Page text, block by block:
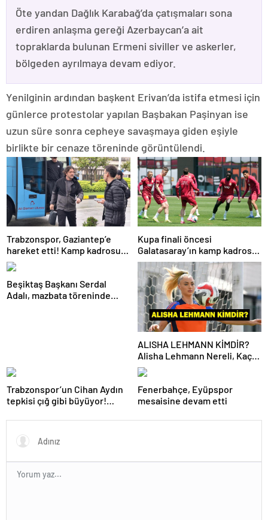
Öte yandan Dağlık Karabağ’da çatışmaları sona
erdiren anlaşma gereği Azerbaycan’a ait
topraklarda bulunan Ermeni siviller ve askerler,
bölgeden ayrılmaya devam ediyor.
Yenilginin ardından başkent Erivan’da istifa etmesi için
günlerce protestolar yapılan Başbakan Paşinyan ise
uzun süre sonra cepheye savaşmaya giden eşiyle
birlikte bir cenaze töreninde görüntülendi.
Trabzonspor, Gaziantep’e
hareket etti! Kamp kadrosu
açıklandı…
Kupa finali öncesi
Galatasaray’ın kamp kadrosu
belli oldu!
Beşiktaş Başkanı Serdal
Adalı, mazbata töreninde
ALISHA LEHMANN KİMDİR?
Alisha Lehmann Nereli, Kaç
Yaşında, Hangi Takımda
Oynuyor?
Trabzonspor’un Cihan Aydın
tepkisi çığ gibi büyüyor!
Fenerbahçe, Eyüpspor
mesaisine devam etti